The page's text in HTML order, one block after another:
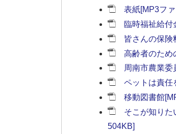
表紙[MP3フ
臨時福祉給付
皆さんの保険
高齢者のため
周南市農業委
ペットは責任
移動図書館
そこが知りた
504KB]